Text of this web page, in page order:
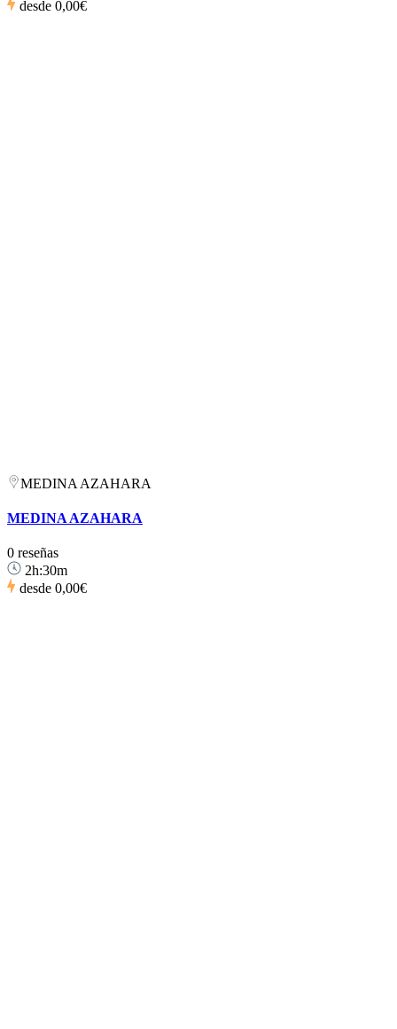
desde 0,00€
MEDINA AZAHARA
MEDINA AZAHARA
0 reseñas
2h:30m
desde 0,00€